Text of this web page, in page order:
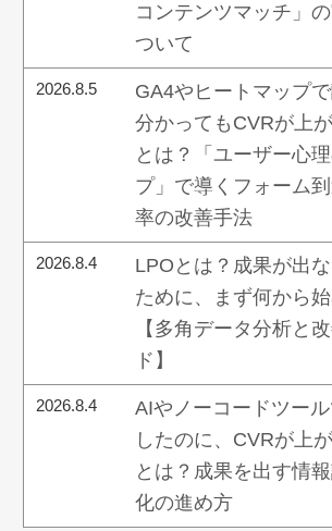
コンテンツマッチ」
ついて
2026.8.5
GA4やヒートマップ
分かってもCVRが上
とは？「ユーザー心
プ」で導くフォーム
率の改善手法
2026.8.4
LPOとは？成果が出
ために、まず何から
【多角データ分析と
ド】
2026.8.4
AIやノーコードツー
したのに、CVRが上
とは？成果を出す情
化の進め方